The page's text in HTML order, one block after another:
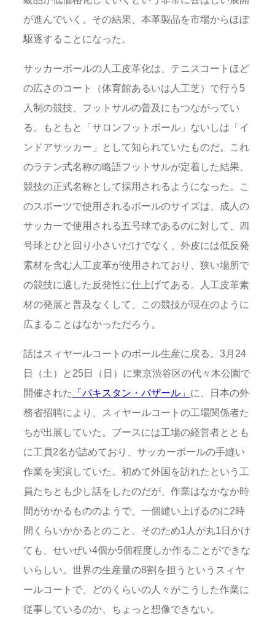
が進んでいく。その結果、本革製品を市場からほぼ
駆逐することになった。
サッカーボールの人工皮革化は、テニスコートほど
の広さのコート（体育館あるいは人工芝）で行う5
人制の競技、フットサルの普及にもつながってい
る。もともと「サロンフットボール」ないしは「イ
ンドアサッカー」として知られていたものだ。これ
のラテン式名称の略語フットサルが定着した結果、
競技の正式名称として採用されるようになった。こ
のスポーツで使用されるボールのサイズは、成人の
サッカーで使用される五号球であるのに対して、四
号球とひと回り小さいだけでなく、外皮には低反発
素材を含む人工皮革が使用されており、狭い場所で
の競技に適した反発性に仕上げてある。人工皮革素
材の発展と普及なくして、この競技が現在のように
広まることはなかっただろう。
話はスィヤールコートのボール生産に戻る。3月24
日（土）と25日（日）に東京渋谷区の代々木公園で
開催された
「パキスタン・バザール」 に、日本の外
務省招聘により、スィヤールコートの工場関係者た
ちが出展していた。ブースには工場の経営者ととも
に工員2名が詰めており、サッカーボールの手縫い
作業を実演していた。初めて外国を訪れたという工
員たちとも少し話をしたのだが、作業はなかなか時
間がかかるもののようで、一個縫い上げるのに2時
間くらいかかるとのこと。そのため1人が丸1日かけ
ても、せいぜい4個か5個程度しか作ることができな
いらしい。世界の生産量の8割を担うというスィヤ
ールコートで、どのくらいの人々がこうした作業に
従事しているのか、ちょっと想像できない。